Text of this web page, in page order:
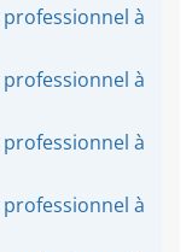
à
à
à
à